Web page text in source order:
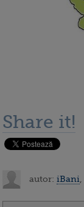
Share it!
autor: iBani